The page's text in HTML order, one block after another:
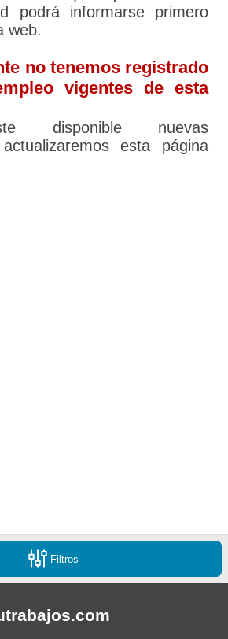
podrá informarse primero
web.
no tenemos registrado
vigentes de esta
disponible nuevas
esta página
Filtros
.com